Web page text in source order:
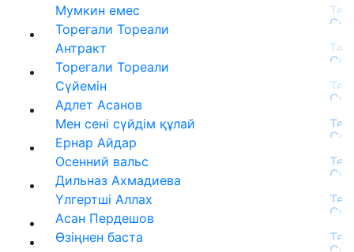
Мумкин емес
Торегали Тореали
Антракт
Торегали Тореали
Сүйемін
Адлет Асанов
Мен сені сүйдім құлай
Ернар Айдар
Осенний вальс
Дильназ Ахмадиева
Үлгертші Аллах
Асан Пердешов
Өзіңнен баста